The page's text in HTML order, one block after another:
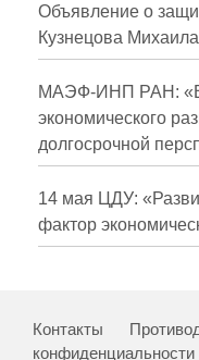
Объявление о
Кузнецова
МАЭФ-ИНП РАН:
экономического
долгосрочной
14 мая ЦДУ:
фактор
Контакты
конфиденциальности